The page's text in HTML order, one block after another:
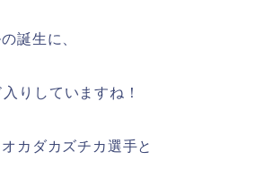
誕生に、
りしていますね！
カダカズチカ選手と